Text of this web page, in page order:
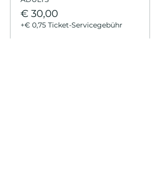
€ 30,00
+€ 0,75 Ticket-Servicegebühr